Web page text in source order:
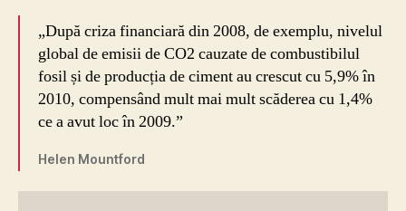
„După criza financiară din 2008, de exemplu, nivelul
global de emisii de CO2 cauzate de combustibilul
fosil și de producția de ciment au crescut cu 5,9% în
2010, compensând mult mai mult scăderea cu 1,4%
ce a avut loc în 2009.”
Helen Mountford